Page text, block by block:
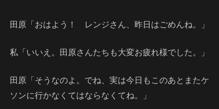
田原「おはよう！ レンジさん、昨日はごめんね。」
私「いいえ。田原さんたちも大変お疲れ様でした。」
田原「そうなのよ。でね、実は今日もこのあとまたケ
ソンに行かなくてはならなくてね。」